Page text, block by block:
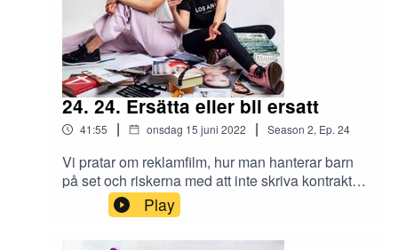
24. 24. Ersätta eller bli ersatt
41:55 | onsdag 15 juni 2022 | Season 2, Ep. 24
Vi pratar om reklamfilm, hur man hanterar barn
på set och riskerna med att inte skriva kontrakt
förrän i sista sekund. Det blir ett blandat avsnitt
med mycket smått och gott! Mina berättar om att
ersätta en redan castad skådespelerska och
Play